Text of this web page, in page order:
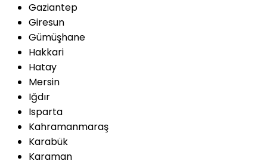
Gaziantep
Giresun
Gümüşhane
Hakkari
Hatay
Mersin
Iğdır
Isparta
Kahramanmaraş
Karabük
Karaman